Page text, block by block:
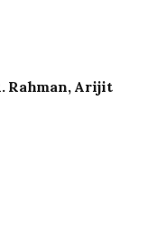
Rahman, Arijit